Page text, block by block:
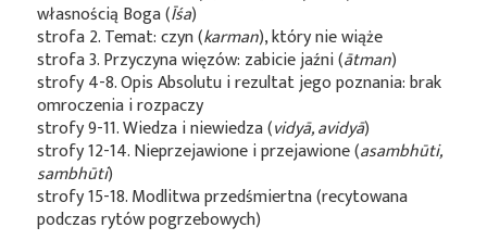
własnością Boga (Īśa)
strofa 2. Temat: czyn (karman), który nie wiąże
strofa 3. Przyczyna więzów: zabicie jaźni (ātman)
strofy 4-8. Opis Absolutu i rezultat jego poznania: brak
omroczenia i rozpaczy
strofy 9-11. Wiedza i niewiedza (vidyā, avidyā)
strofy 12-14. Nieprzejawione i przejawione (asambhūti,
sambhūti)
strofy 15-18. Modlitwa przedśmiertna (recytowana
podczas rytów pogrzebowych)